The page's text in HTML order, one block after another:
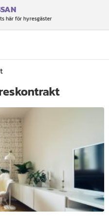
här för hyresgäster